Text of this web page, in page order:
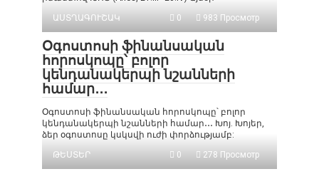
ԱՍՏՂԱԳՈՒՇԱԿ
0 983 Просмотр
Օգոստոսի ֆինանսական
հորոսկոպը՝ բոլոր
կենդանակերպի նշանների
համար․․․
Օգոստոսի ֆինանսական հորոսկոպը՝ բոլոր
կենդանակերպի նշանների համար․․․ Խոյ. Խոյեր,
ձեր օգոստոսը կսկսվի ուժի փորձությամբ:
ԹԵՍՏԵՐ
0 278 Просмотр